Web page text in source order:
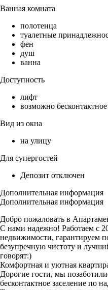
Ванная комната
полотенца
туалетные
фен
душ
ванна
Доступность
лифт
возможно бесконтактное
Вид из окна
на улицу
Для супергостей
Депозит отключен
Дополнительная информация
Дополнительная информация
Добро пожаловать в
С нами надежно! Работаем с
недвижимости, гарантируем
безупречную чистоту и
говорят:)
Комфортная и уютная
Дорогие гости, мы
бесконтактное заселение по